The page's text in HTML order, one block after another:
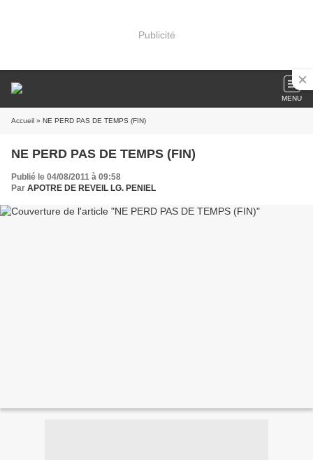
Publicité
MENU
Accueil » NE PERD PAS DE TEMPS (FIN)
NE PERD PAS DE TEMPS (FIN)
Publié le 04/08/2011 à 09:58
Par APOTRE DE REVEIL LG. PENIEL